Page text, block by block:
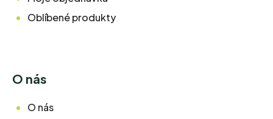
Oblíbené produkty
O nás
O nás